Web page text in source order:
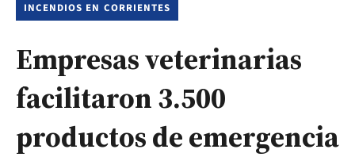
INCENDIOS EN CORRIENTES
Empresas veterinarias
facilitaron 3.500
productos de emergencia